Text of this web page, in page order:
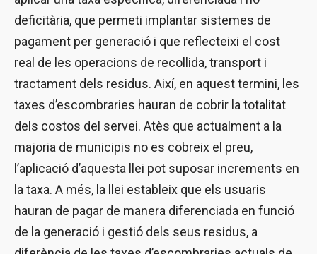
deficitària, que permeti implantar sistemes de
pagament per generació i que reflecteixi el cost
real de les operacions de recollida, transport i
tractament dels residus. Així, en aquest termini, les
taxes d’escombraries hauran de cobrir la totalitat
dels costos del servei. Atès que actualment a la
majoria de municipis no es cobreix el preu,
l’aplicació d’aquesta llei pot suposar increments en
la taxa. A més, la llei estableix que els usuaris
hauran de pagar de manera diferenciada en funció
de la generació i gestió dels seus residus, a